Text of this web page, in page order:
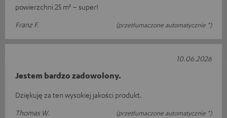
powierzchni 25 m² – super!
Franz F.
(przetłumaczone automatycznie *)
Jestem bardzo zadowolony.
Dziękuję za ten wysokiej jakości produkt.
Thomas W.
(przetłumaczone automatycznie *)
10.06.2026